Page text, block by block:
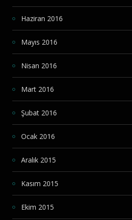
Haziran 2016
Mayıs 2016
Nisan 2016
Mart 2016
Şubat 2016
Ocak 2016
Aralık 2015
Kasım 2015
Ekim 2015